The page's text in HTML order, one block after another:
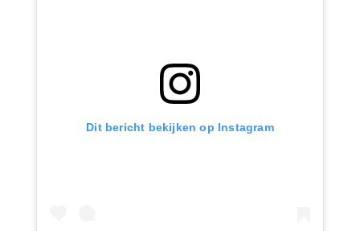
Dit bericht bekijken op Instagram